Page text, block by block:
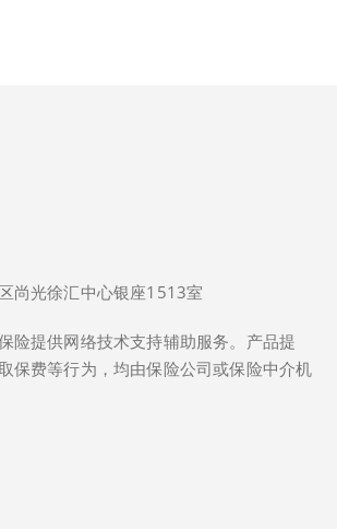
尚光徐汇中心银座1513室
险提供网络技术支持辅助服务。产品提
保费等行为，均由保险公司或保险中介机